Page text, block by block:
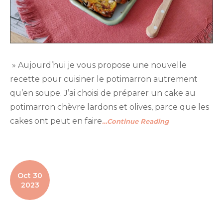
» Aujourd’hui je vous propose une nouvelle
recette pour cuisiner le potimarron autrement
qu’en soupe. J’ai choisi de préparer un cake au
potimarron chèvre lardons et olives, parce que les
cakes ont peut en faire…Continue Reading
Oct 30
2023